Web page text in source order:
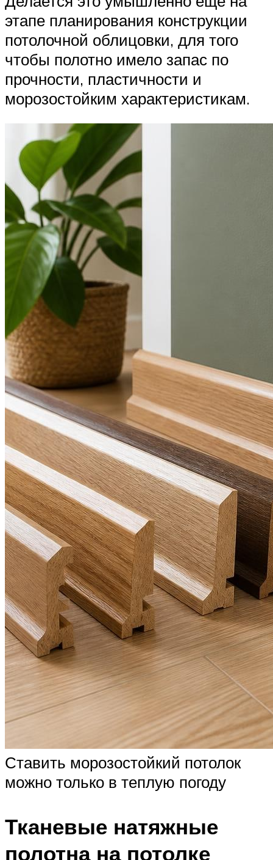
этапе планирования конструкции
потолочной облицовки, для того
чтобы полотно имело запас по
прочности, пластичности и
морозостойким характеристикам.
Ставить морозостойкий потолок
можно только в теплую погоду
Тканевые натяжные
полотна на потолке